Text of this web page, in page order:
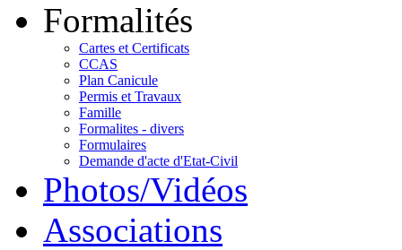
Formalités
Cartes et Certificats
CCAS
Plan Canicule
Permis et Travaux
Famille
Formalites - divers
Formulaires
Demande d'acte d'Etat-Civil
Photos/Vidéos
Associations